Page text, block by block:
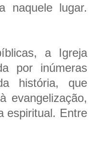
naquele lugar.
a Igreja
por inúmeras
história, que
evangelização,
espiritual. Entre